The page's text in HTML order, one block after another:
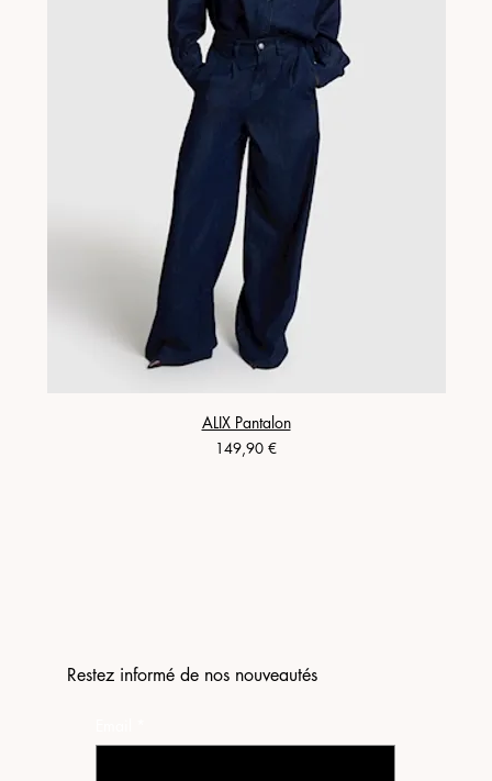
ALIX Pantalon
Prix
149,90 €
Restez informé de nos nouveautés